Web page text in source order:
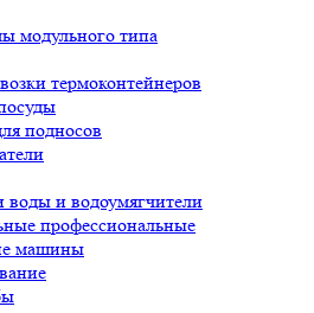
модульного типа
термоконтейнеров
подносов
и водоумягчители
профессиональные
машины